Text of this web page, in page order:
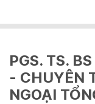
PGS. TS.
- CHUYÊN
NGOẠI